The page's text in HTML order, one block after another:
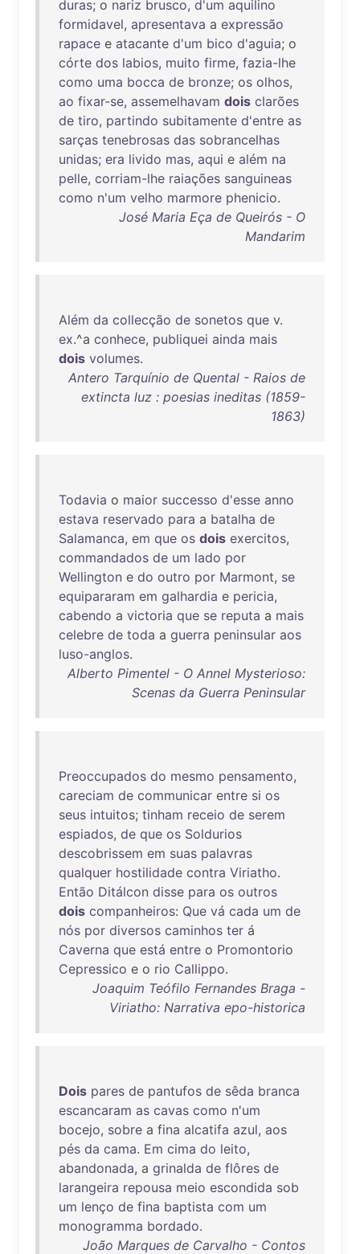
duras; o nariz brusco, d'um aquilino
formidavel, apresentava a expressão
rapace e atacante d'um bico d'aguia; o
córte dos labios, muito firme, fazia-lhe
como uma bocca de bronze; os olhos,
ao fixar-se, assemelhavam dois clarões
de tiro, partindo subitamente d'entre as
sarças tenebrosas das sobrancelhas
unidas; era livido mas, aqui e além na
pelle, corriam-lhe raiações sanguineas
como n'um velho marmore phenicio.
José Maria Eça de Queirós - O
Mandarim
Além da collecção de sonetos que v.
ex.^a conhece, publiquei ainda mais
dois volumes.
Antero Tarquínio de Quental - Raios de
extincta luz : poesias ineditas (1859-
1863)
Todavia o maior successo d'esse anno
estava reservado para a batalha de
Salamanca, em que os dois exercitos,
commandados de um lado por
Wellington e do outro por Marmont, se
equipararam em galhardia e pericia,
cabendo a victoria que se reputa a mais
celebre de toda a guerra peninsular aos
luso-anglos.
Alberto Pimentel - O Annel Mysterioso:
Scenas da Guerra Peninsular
Preoccupados do mesmo pensamento,
careciam de communicar entre si os
seus intuitos; tinham receio de serem
espiados, de que os Soldurios
descobrissem em suas palavras
qualquer hostilidade contra Viriatho.
Então Ditálcon disse para os outros
dois companheiros: Que vá cada um de
nós por diversos caminhos ter á
Caverna que está entre o Promontorio
Cepressico e o rio Callippo.
Joaquim Teófilo Fernandes Braga -
Viriatho: Narrativa epo-historica
Dois pares de pantufos de sêda branca
escancaram as cavas como n'um
bocejo, sobre a fina alcatifa azul, aos
pés da cama. Em cima do leito,
abandonada, a grinalda de flôres de
larangeira repousa meio escondida sob
um lenço de fina baptista com um
monogramma bordado.
João Marques de Carvalho - Contos